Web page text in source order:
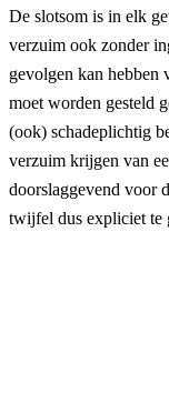
De slotsom is in elk
verzuim ook zonder
gevolgen kan hebben
moet worden gesteld
(ook) schadeplichtig
verzuim krijgen van
doorslaggevend voor
twijfel dus expliciet te